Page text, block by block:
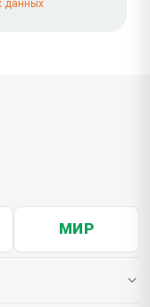
данных
МИР